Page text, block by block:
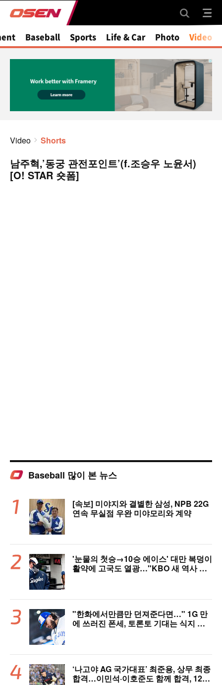
Baseball Sports Life & Car Photo Video
Video Shorts
남주혁,’동궁 관전포인트’(f.조승우 노윤서)
[O! STAR 숏폼]
Baseball 많이 본 뉴스
[속보] 미야지와 결별한 삼성, NPB 22G
연속 무실점 우완 미야모리와 계약
'눈물의 첫승→10승 에이스' 대만 복덩이
활약에 고국도 열광…"KBO 새 역사 썼
"한화에서만큼만 던져준다면…" 1G 만
에 쓰러진 폰세, 토론토 기대는 식지 않
‘나고야 AG 국가대표’ 최준용, 상무 최종
합격…이민석·이호준도 함께 합격, 12월